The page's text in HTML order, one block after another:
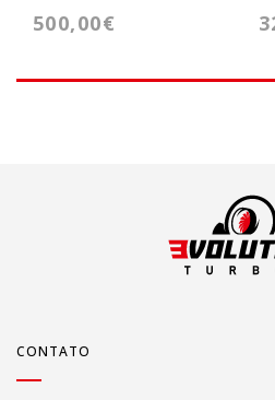
1.9tdi Vw Passat
500,00€
CONTATO